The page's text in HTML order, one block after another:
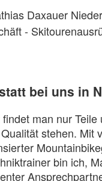
Daxauer
-
bei uns in
man nur Teile
stehen. Mit
bin ich,